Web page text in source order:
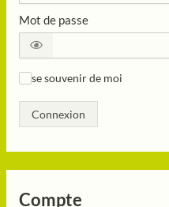
Mot de passe
se souvenir de moi
Connexion
Compte